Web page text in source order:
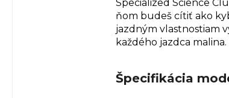
Specialized Science
ňom budeš cítiť ako
jazdným vlastnostiam
každého jazdca
Špecifikácia